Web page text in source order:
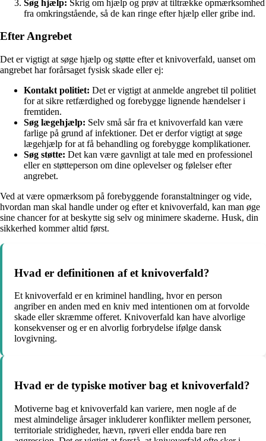
Søg hjælp: Skrig om hjælp og prøv at tiltrække opmærksomhed
fra omkringstående, så de kan ringe efter hjælp eller gribe ind.
Efter Angrebet
Det er vigtigt at søge hjælp og støtte efter et knivoverfald, uanset om
angrebet har forårsaget fysisk skade eller ej:
Kontakt politiet: Det er vigtigt at anmelde angrebet til politiet
for at sikre retfærdighed og forebygge lignende hændelser i
fremtiden.
Søg lægehjælp: Selv små sår fra et knivoverfald kan være
farlige på grund af infektioner. Det er derfor vigtigt at søge
lægehjælp for at få behandling og forebygge komplikationer.
Søg støtte: Det kan være gavnligt at tale med en professionel
eller en støtteperson om dine oplevelser og følelser efter
angrebet.
Ved at være opmærksom på forebyggende foranstaltninger og vide,
hvordan man skal handle under og efter et knivoverfald, kan man øge
sine chancer for at beskytte sig selv og minimere skaderne. Husk, din
sikkerhed kommer altid først.
Hvad er definitionen af et knivoverfald?
Et knivoverfald er en kriminel handling, hvor en person
angriber en anden med en kniv med intentionen om at forvolde
skade eller skræmme offeret. Knivoverfald kan have alvorlige
konsekvenser og er en alvorlig forbrydelse ifølge dansk
lovgivning.
Hvad er de typiske motiver bag et knivoverfald?
Motiverne bag et knivoverfald kan variere, men nogle af de
mest almindelige årsager inkluderer konflikter mellem personer,
territoriale stridigheder, hævn, røveri eller endda bare ren